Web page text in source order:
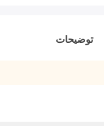
توضیحات